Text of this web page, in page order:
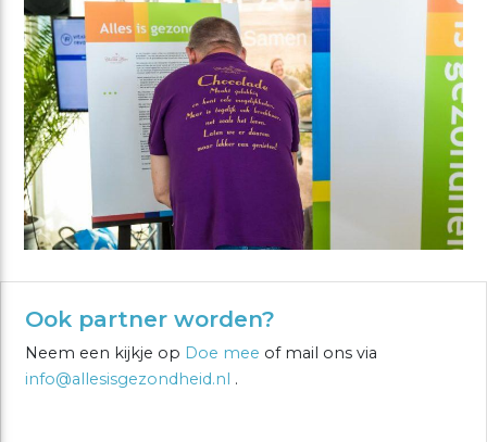
Ook partner worden?
Neem een kijkje op Doe mee of mail ons via
info@allesisgezondheid.nl .